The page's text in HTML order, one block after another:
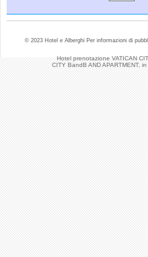
Hotel prenotazione VATICAN
CITY BandB AND APARTMENT,
© 2023 Hotel e Alberghi Per informazioni di